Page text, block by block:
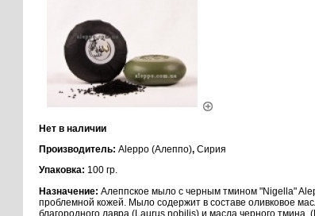
Нет в наличии
Производитель: Aleppo (Алеппо), Сирия
Упаковка: 100 гр.
Назначение: Алеппское мыло с черным тмином "Nigella"
проблемной кожей. Мыло содержит в составе оливковое
благородного лавра (Laurus nobilis) и масла черного тмина